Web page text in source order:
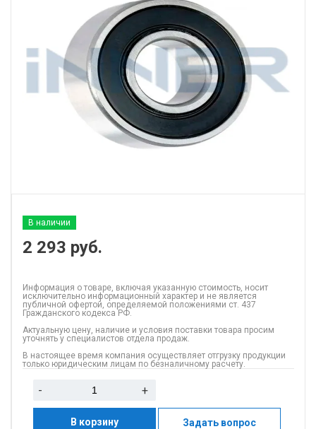
В наличии
2 293 руб.
Информация о товаре, включая указанную стоимость, носит
исключительно информационный характер и не является
публичной офертой, определяемой положениями ст. 437
Гражданского кодекса РФ.
Актуальную цену, наличие и условия поставки товара просим
уточнять у специалистов отдела продаж.
В настоящее время компания осуществляет отгрузку продукции
только юридическим лицам по безналичному расчету.
- +
В корзину Задать вопрос